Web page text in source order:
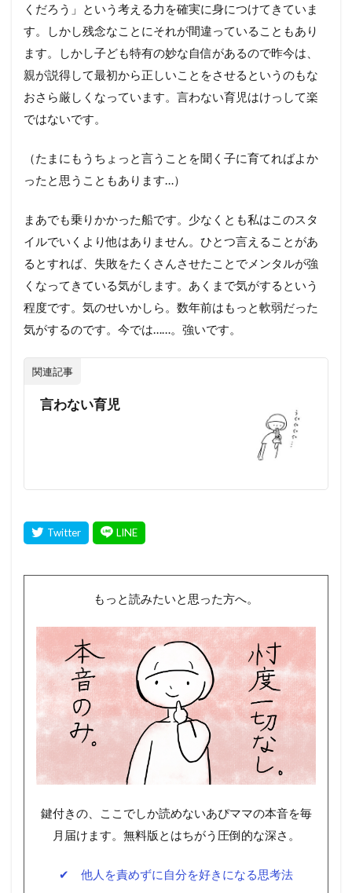
くだろう」という考える力を確実に身につけてきていま
す。しかし残念なことにそれが間違っていることもあり
ます。しかし子ども特有の妙な自信があるので昨今は、
親が説得して最初から正しいことをさせるというのもな
おさら厳しくなっています。言わない育児はけっして楽
ではないです。
（たまにもうちょっと言うことを聞く子に育てればよか
ったと思うこともあります…）
まあでも乗りかかった船です。少なくとも私はこのスタ
イルでいくより他はありません。ひとつ言えることがあ
るとすれば、失敗をたくさんさせたことでメンタルが強
くなってきている気がします。あくまで気がするという
程度です。気のせいかしら。数年前はもっと軟弱だった
気がするのです。今では……。強いです。
関連記事
言わない育児
もっと読みたいと思った方へ。
鍵付きの、ここでしか読めないあぴママの本音を毎
月届けます。無料版とはちがう圧倒的な深さ。
✔ 他人を責めずに自分を好きになる思考法